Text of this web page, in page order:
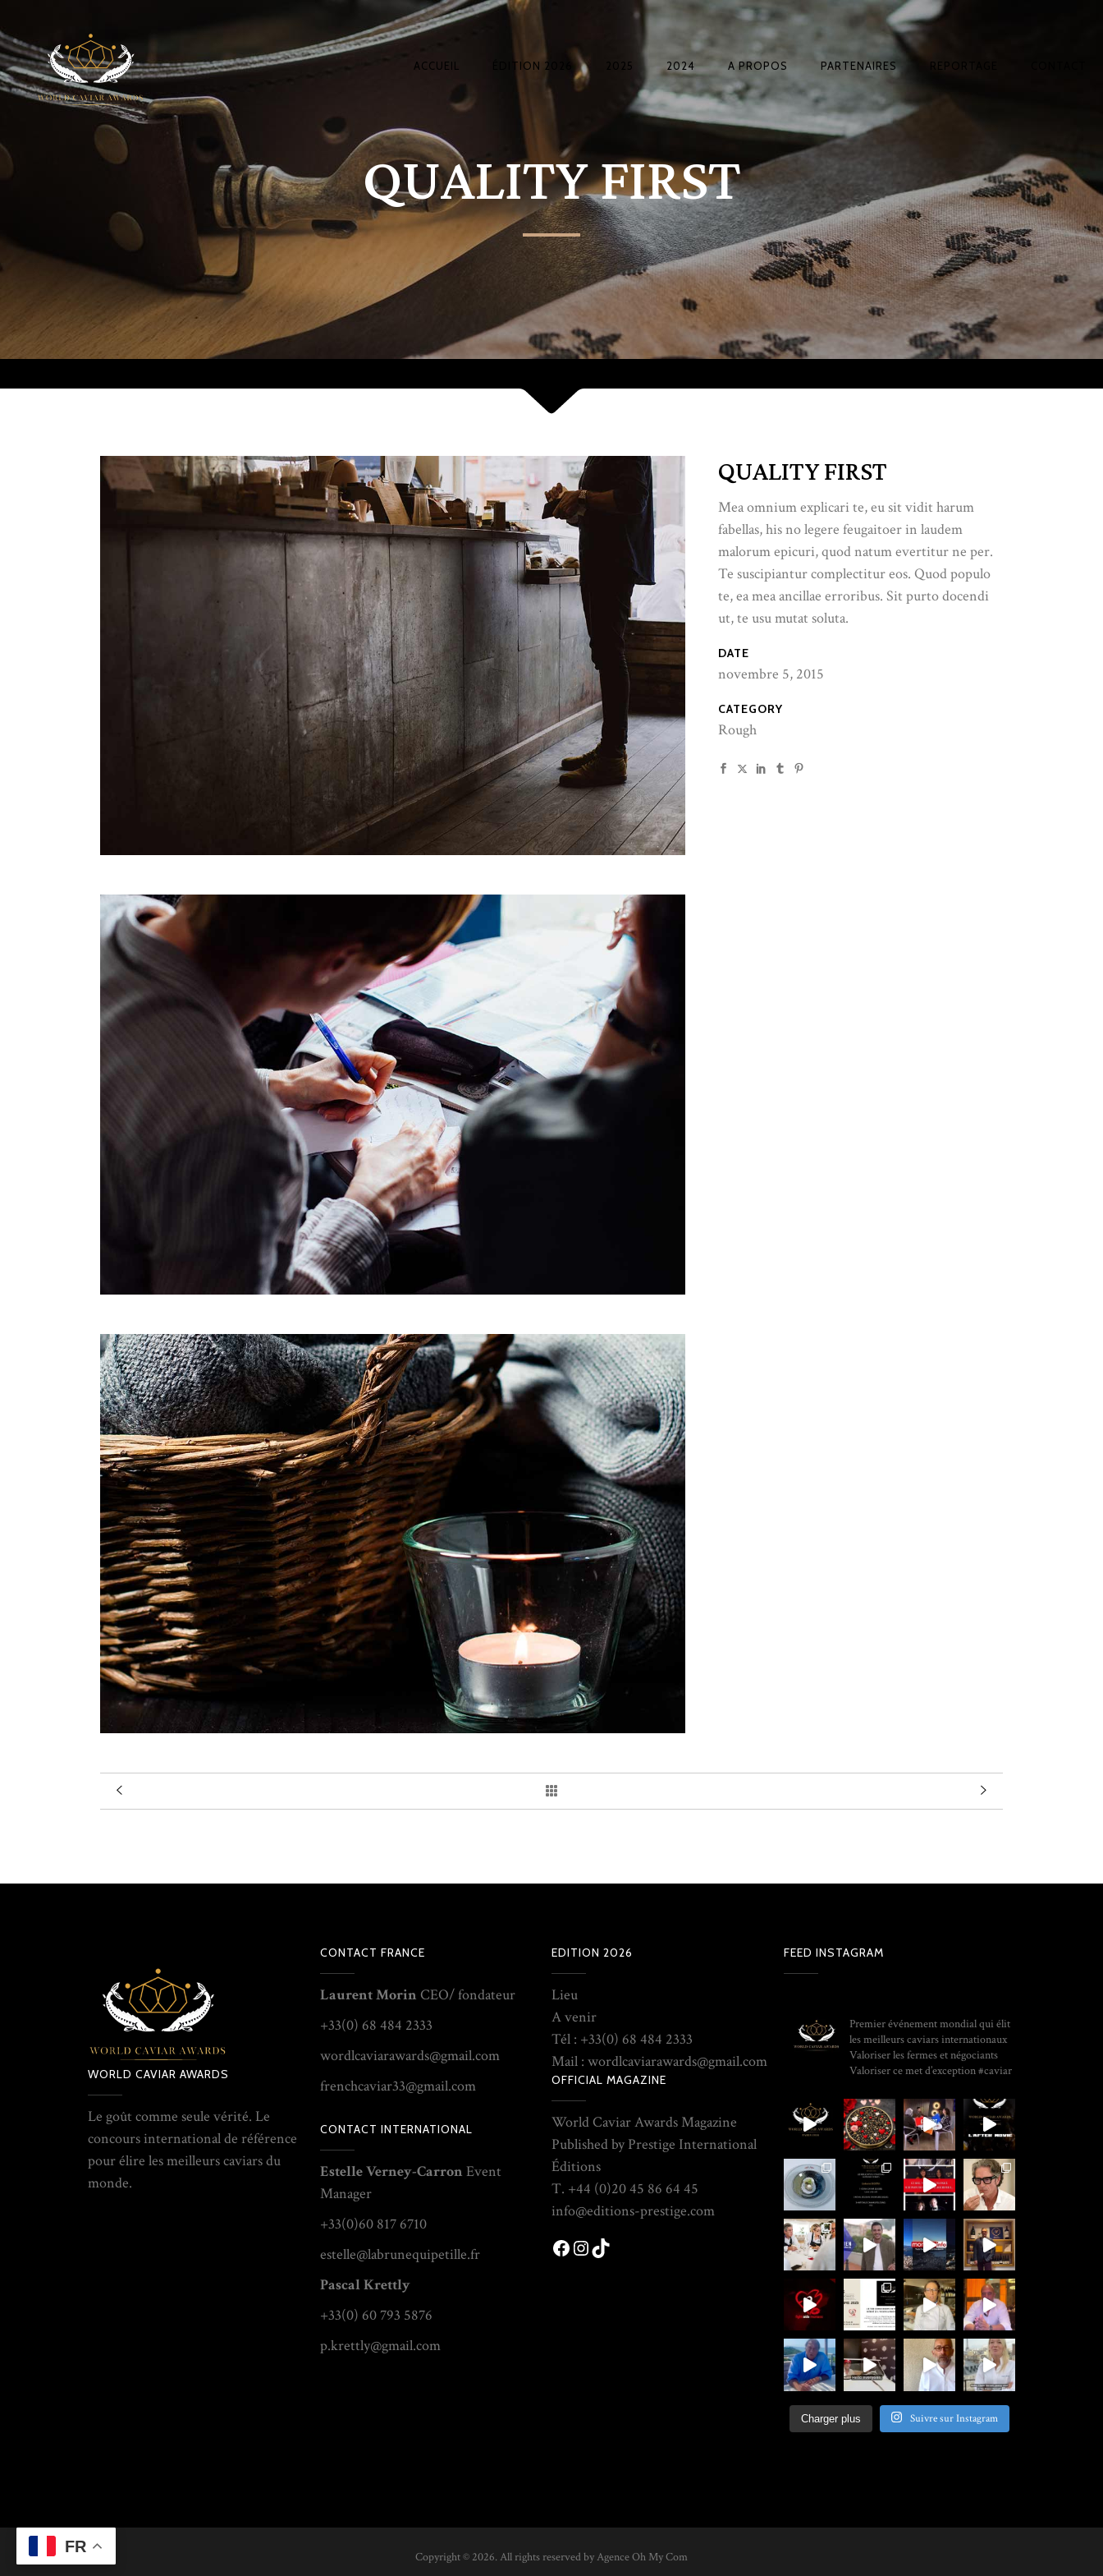
ACCUEIL ÉDITION 2026 2025 2024 A PROPOS PARTENAIRES REPORTAGE
QUALITY FIRST
QUALITY FIRST
Mea omnium explicari te, eu sit vidit harum
fabellas, his no legere feugaitoer in laudem
malorum epicuri, quod natum evertitur ne per.
Te suscipiantur complectitur eos. Quod populo
te, ea mea ancillae erroribus. Sit purto docendi
ut, te usu mutat soluta.
DATE
novembre 5, 2015
CATEGORY
Rough
WORLD CAVIAR AWARDS
Le goût comme seule vérité. Le
concours international de référence
pour élire les meilleurs caviars du
monde.
CONTACT FRANCE
Laurent Morin CEO/ fondateur
+33(0) 68 484 2333
wordlcaviarawards@gmail.com
frenchcaviar33@gmail.com
CONTACT INTERNATIONAL
Estelle Verney-Carron Event
Manager
+33(0)60 817 6710
estelle@labrunequipetille.fr
Pascal Krettly
+33(0) 60 793 5876
p.krettly@gmail.com
EDITION 2026
Lieu
A venir
Tél : +33(0) 68 484 2333
Mail : wordlcaviarawards@gmail.com
OFFICIAL MAGAZINE
World Caviar Awards Magazine
Published by Prestige International
Éditions
T. +44 (0)20 45 86 64 45
info@editions-prestige.com
Facebook
Instagram
TikTok
FEED INSTAGRAM
Premier événement mondial qui élit
les meilleurs caviars internationaux
Valoriser les fermes et négociants
Valoriser ce met d’exception#caviar
Charger plus Suivre sur Instagram
Copyright © 2026. All rights reserved byAgence Oh My Com
FR